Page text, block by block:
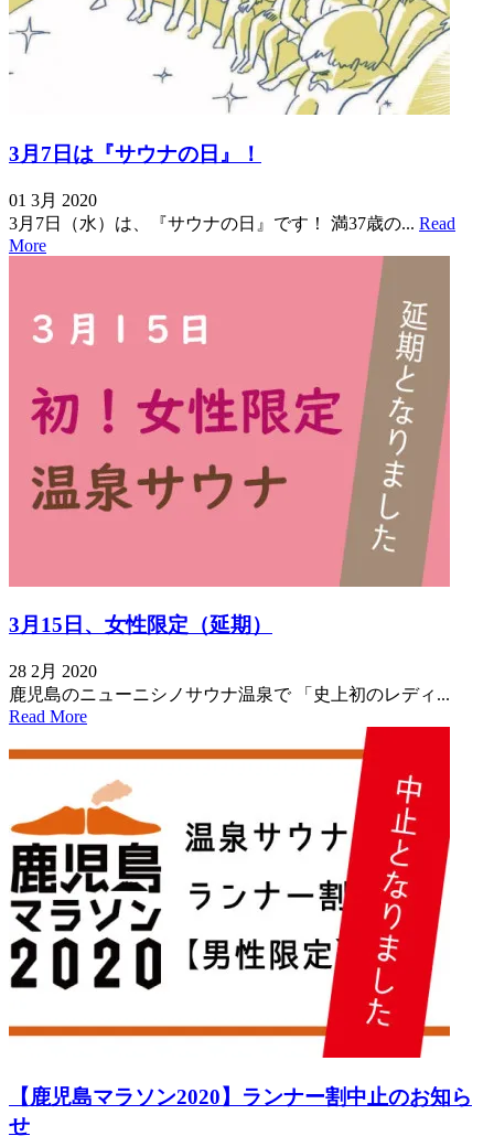
3月7日は『サウナの日』！
01 3月 2020
3月7日（水）は、『サウナの日』です！ 満37歳の... Read
More
3月15日、女性限定（延期）
28 2月 2020
鹿児島のニューニシノサウナ温泉で 「史上初のレディ...
Read More
【鹿児島マラソン2020】ランナー割中止のお知ら
せ